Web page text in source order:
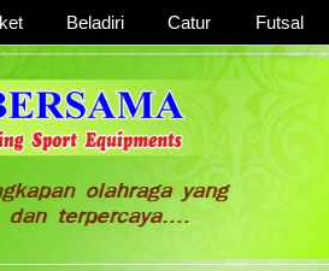
Beladiri Catur Futsal